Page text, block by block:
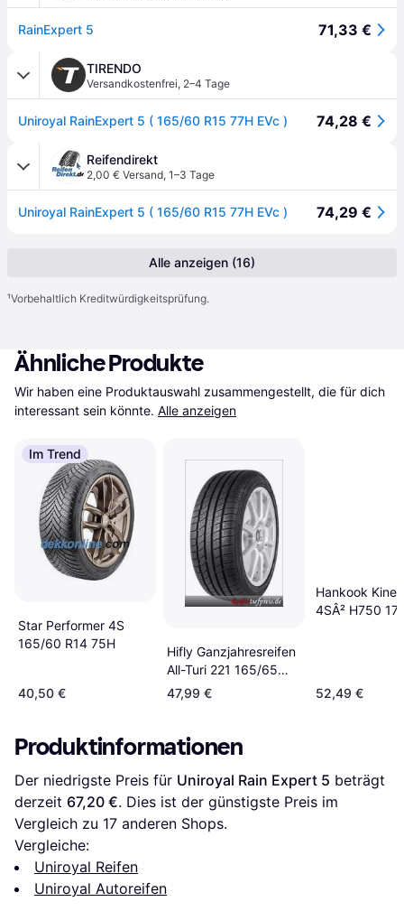
RainExpert 5 71,33 €
TIRENDO
Versandkostenfrei, 2–4 Tage
Uniroyal RainExpert 5 ( 165/60 R15 77H EVc ) 74,28 €
Reifendirekt
2,00 € Versand, 1–3 Tage
Uniroyal RainExpert 5 ( 165/60 R15 77H EVc ) 74,29 €
Alle anzeigen (16)
¹Vorbehaltlich Kreditwürdigkeitsprüfung.
Ähnliche Produkte
Wir haben eine Produktauswahl zusammengestellt, die für dich
interessant sein könnte. Alle anzeigen
Im Trend
Star Performer 4S
165/60 R14 75H
40,50 €
Hifly Ganzjahresreifen
All-Turi 221 165/65
R15 81T
47,99 €
Hankook
4SÂ² H750
52,49 €
Produktinformationen
Der niedrigste Preis für Uniroyal Rain Expert 5 beträgt
derzeit 67,20 €. Dies ist der günstigste Preis im
Vergleich zu 17 anderen Shops.
Vergleiche:
Uniroyal Reifen
Uniroyal Autoreifen